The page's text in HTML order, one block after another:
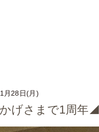
月28日(月)
げさまで1周年◢